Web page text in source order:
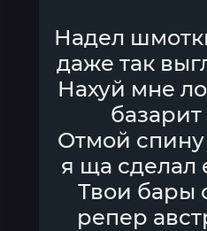
Надел
даже так
Нахуй мне
базарит
Отмой спину
я ща сделал
Твои бары
репер